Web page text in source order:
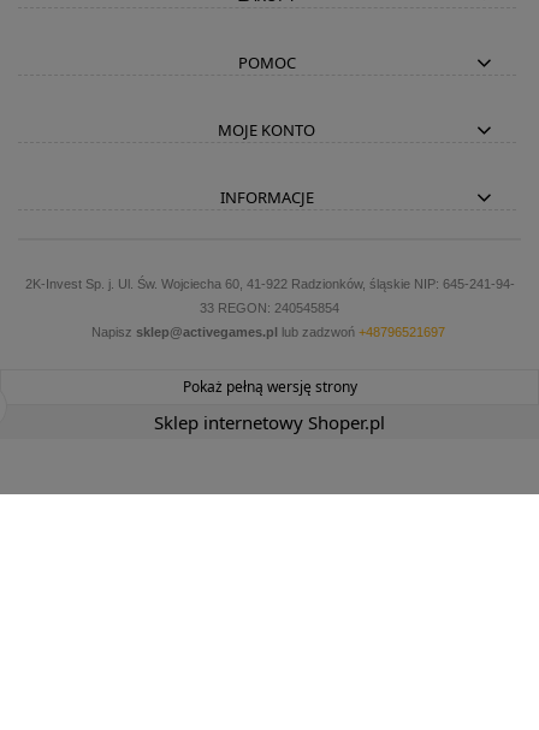
POMOC
MOJE KONTO
INFORMACJE
2K-Invest Sp. j. Ul. Św. Wojciecha 60, 41-922 Radzionków, śląskie NIP: 645-241-94-
33 REGON: 240545854
Napisz sklep@activegames.pl lub zadzwoń +48796521697
Pokaż pełną wersję strony
Sklep internetowy Shoper.pl